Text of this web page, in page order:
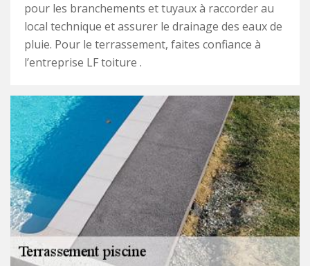
pour les branchements et tuyaux à raccorder au
local technique et assurer le drainage des eaux de
pluie. Pour le terrassement, faites confiance à
l’entreprise LF toiture .